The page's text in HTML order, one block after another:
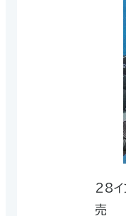
28イ
売
ファ
黒鉛
黒鉛